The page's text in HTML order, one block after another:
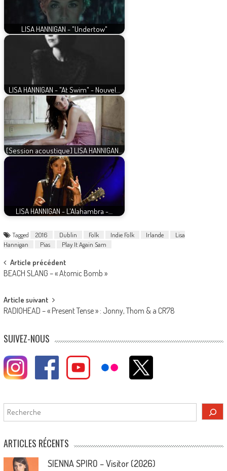
LISA HANNIGAN - "Undertow"
LISA HANNIGAN - "At Swim" - Nouvel…
[Session acoustique] LISA HANNIGAN…
LISA HANNIGAN - L'Alahambra -…
Tagged 2016 Dublin Folk Indie Folk Irlande
Lisa
Hannigan
Pias Play It Again Sam
Post
navigation
Article précédent
BEACH SLANG – « Atomic Bomb »
Article suivant
RADIOHEAD – « Present Tense » : Jonny, Thom & a CR78
SUIVEZ-NOUS
Rechercher
ARTICLES RÉCENTS
SIENNA SPIRO – Visitor (2026)